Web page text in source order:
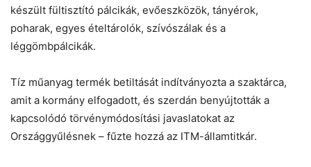
készült fültisztító pálcikák, evőeszközök, tányérok,
poharak, egyes ételtárolók, szívószálak és a
léggömbpálcikák.
Tíz műanyag termék betiltását indítványozta a szaktárca,
amit a kormány elfogadott, és szerdán benyújtották a
kapcsolódó törvénymódosítási javaslatokat az
Országgyűlésnek – fűzte hozzá az ITM-államtitkár.